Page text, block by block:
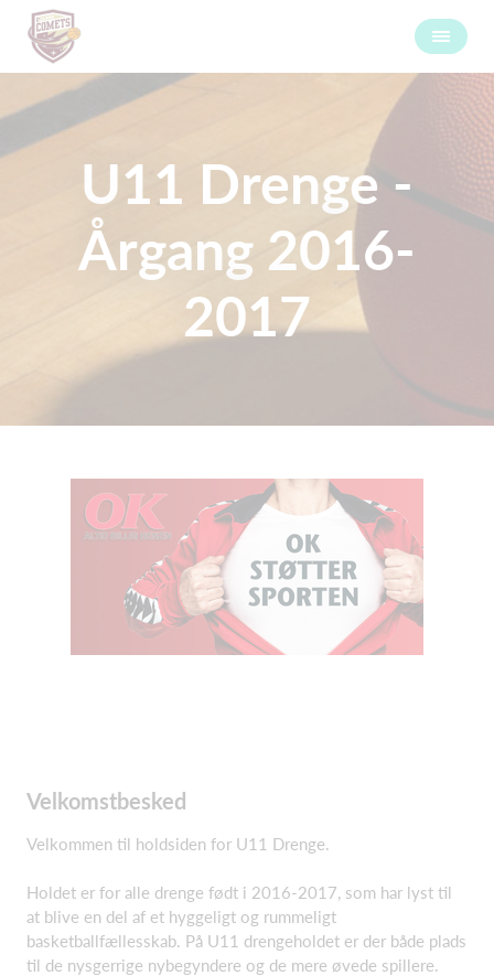
U11 Drenge -
Årgang 2016-
2017
Velkomstbesked
Velkommen til holdsiden for U11 Drenge.
Holdet er for alle drenge født i 2016-2017, som har lyst til
at blive en del af et hyggeligt og rummeligt
basketballfællesskab. På U11 drengeholdet er der både plads
til de nysgerrige nybegyndere og de mere øvede spillere.